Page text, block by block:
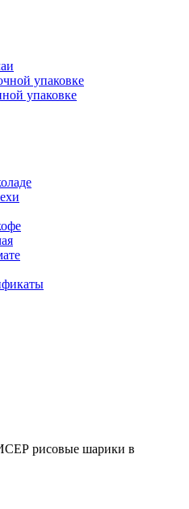
упаковке
упаковке
рисовые шарики в